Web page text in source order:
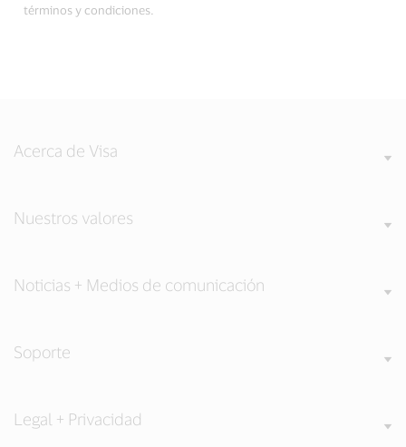
términos y condiciones.
Acerca de Visa
Nuestros valores
Noticias + Medios de comunicación
Soporte
Legal + Privacidad